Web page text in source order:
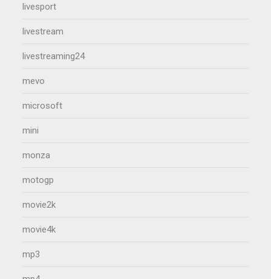
livesport
livestream
livestreaming24
mevo
microsoft
mini
monza
motogp
movie2k
movie4k
mp3